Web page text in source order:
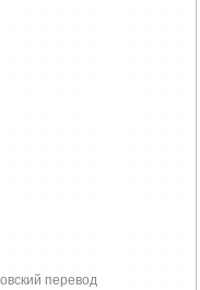
перевод